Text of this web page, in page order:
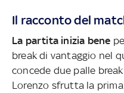
Il racconto del
La partita inizia bene
break di vantaggio nel
concede due palle
Lorenzo sfrutta la